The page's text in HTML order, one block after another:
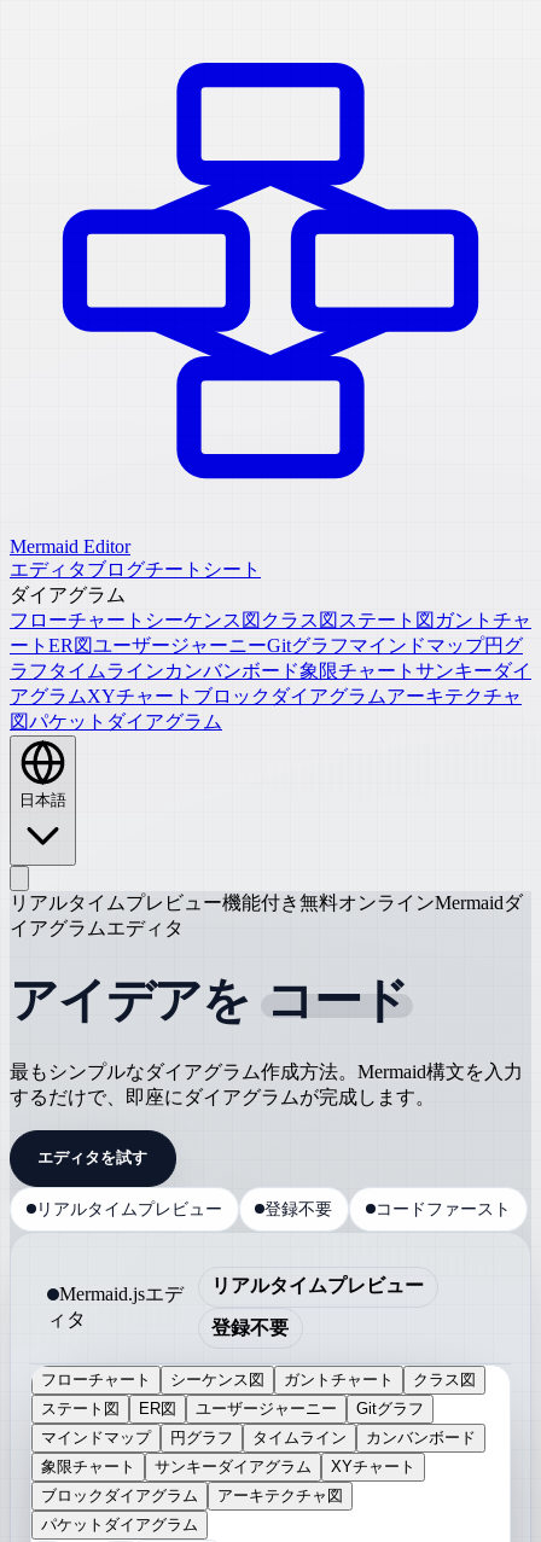
Mermaid Editor
エディタブログチートシート
ダイアグラム
フローチャート シーケンス図 クラス図 ステート図 ガントチャ
ート ER図ユーザージャーニーGitグラフマインドマップ円グ
ラフ タイムラインカンバンボード象限チャート サンキーダイ
アグラムXYチャート ブロックダイアグラムアーキテクチャ
図パケットダイアグラム
日本語
リアルタイムプレビュー機能付き無料オンラインMermaidダ
イアグラムエディタ
アイデアを コード
最もシンプルなダイアグラム作成方法。Mermaid構文を入力
するだけで、即座にダイアグラムが完成します。
エディタを試す
リアルタイムプレビュー 登録不要 コードファースト
Mermaid.jsエデ
ィタ
リアルタイムプレビュー
登録不要
フローチャート シーケンス図 ガントチャート
クラス図
ステート図
ER図 ユーザージャーニー
Gitグラフ
マインドマップ
円グラフ タイムライン
カンバンボード
象限チャート
サンキーダイアグラム
XYチャート
ブロックダイアグラム
アーキテクチャ図
パケットダイアグラム